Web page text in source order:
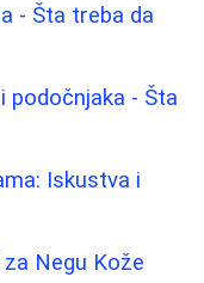
- Šta treba da
podočnjaka - Šta
Iskustva i
Negu Kože